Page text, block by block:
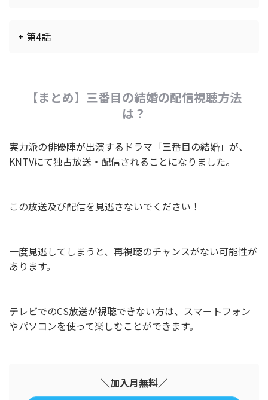
+ 第4話
【まとめ】三番目の結婚の配信視聴方法
は？
実力派の俳優陣が出演するドラマ「三番目の結婚」が、
KNTVにて独占放送・配信されることになりました。
この放送及び配信を見逃さないでください！
一度見逃してしまうと、再視聴のチャンスがない可能性が
あります。
テレビでのCS放送が視聴できない方は、スマートフォン
やパソコンを使って楽しむことができます。
＼加入月無料／